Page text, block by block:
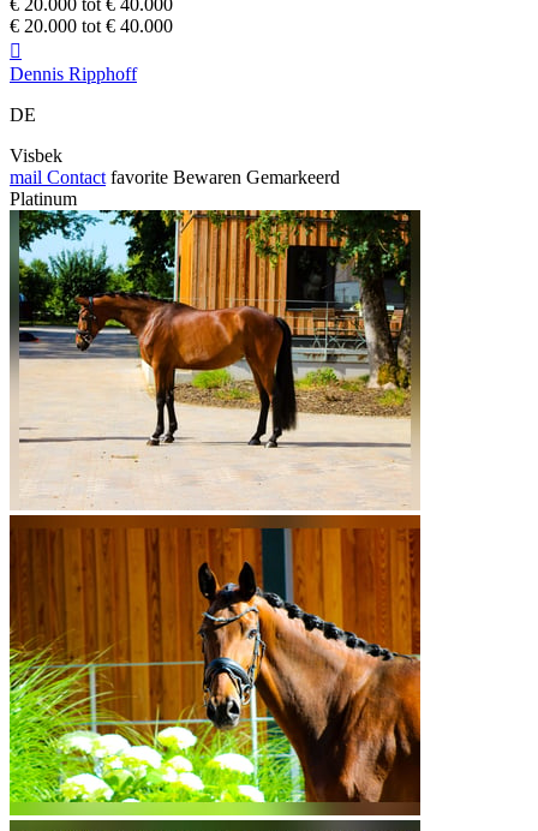
€ 20.000 tot € 40.000
€ 20.000 tot € 40.000

Dennis Ripphoff
DE
Visbek
mail Contact favorite Bewaren Gemarkeerd
Platinum